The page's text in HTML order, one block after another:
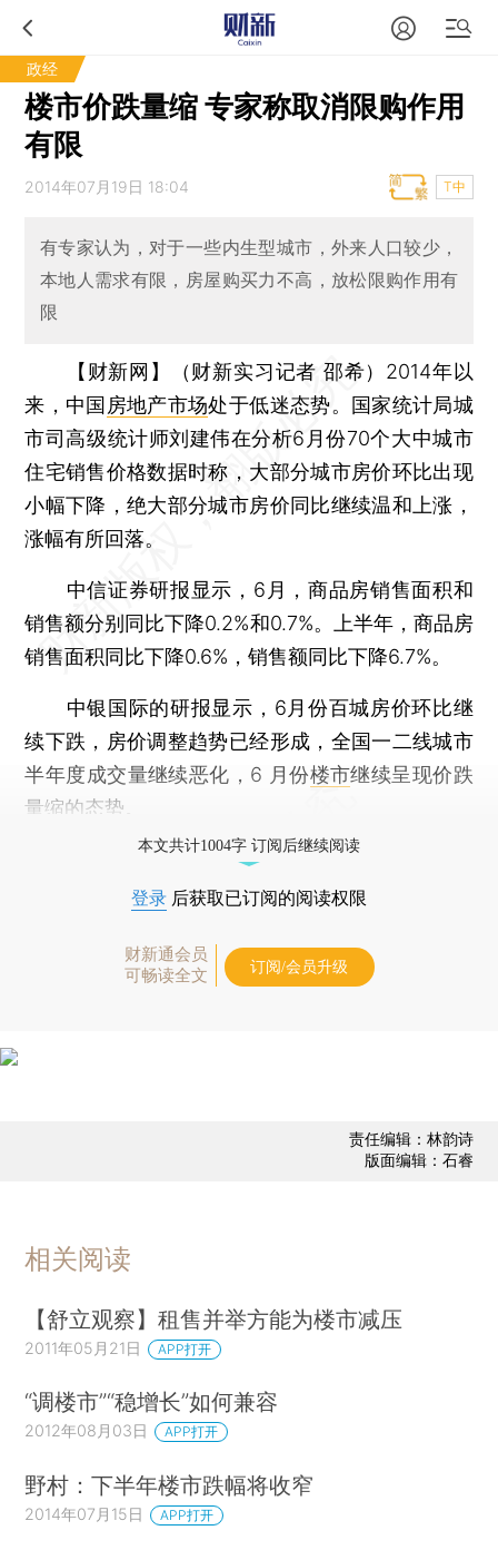
政经
楼市价跌量缩 专家称取消限购作用
有限
2014年07月19日 18:04 T中
有专家认为，对于一些内生型城市，外来人口较少，
本地人需求有限，房屋购买力不高，放松限购作用有
限
【财新网】（财新实习记者 邵希） 2014年以
来，中国 房地产市场处于低迷态势。国家统计局城
市司高级统计师刘建伟在分析6月份70个大中城市
住宅销售价格数据时称，大部分城市房价环比出现
小幅下降，绝大部分城市房价同比继续温和上涨，
涨幅有所回落。
中信证券研报显示，6月，商品房销售面积和
销售额分别同比下降0.2%和0.7%。上半年，商品房
销售面积同比下降0.6%，销售额同比下降6.7%。
中银国际的研报显示，6月份百城房价环比继
续下跌，房价调整趋势已经形成，全国一二线城市
半年度成交量继续恶化，6 月份楼市继续呈现价跌
量缩的态势。
本文共计1004字 订阅后继续阅读
登录 后获取已订阅的阅读权限
财新通会员
可畅读全文
订阅/会员升级
责任编辑：林韵诗
版面编辑：石睿
相关阅读
【舒立观察】租售并举方能为楼市减压
2011年05月21日 APP打开
“调楼市”“稳增长”如何兼容
2012年08月03日 APP打开
野村：下半年楼市跌幅将收窄
2014年07月15日 APP打开